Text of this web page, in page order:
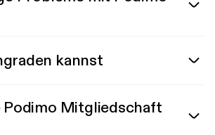
kannst
Podimo Mitgliedschaft